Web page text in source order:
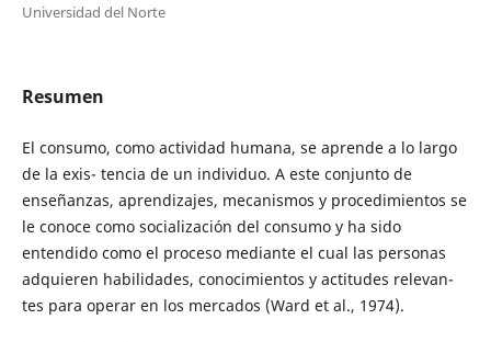
Universidad del Norte
Resumen
El consumo, como actividad humana, se aprende a lo largo
de la exis- tencia de un individuo. A este conjunto de
enseñanzas, aprendizajes, mecanismos y procedimientos se
le conoce como socialización del consumo y ha sido
entendido como el proceso mediante el cual las personas
adquieren habilidades, conocimientos y actitudes relevan-
tes para operar en los mercados (Ward et al., 1974).